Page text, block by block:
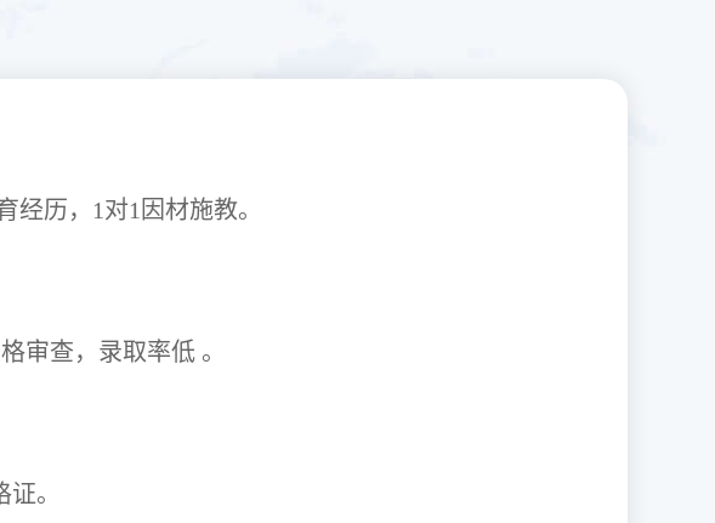
经历，1对1因材施教。
格审查，录取率低 。
TESL资格证。